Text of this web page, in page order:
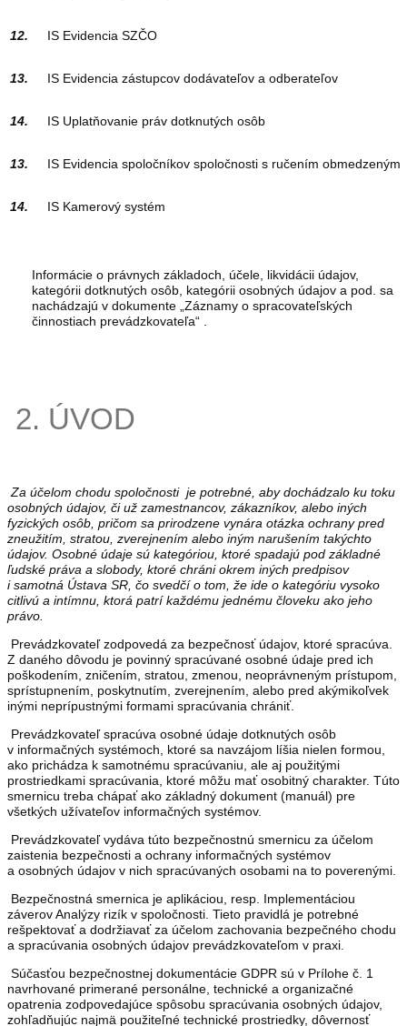
12. IS Evidencia SZČO
13. IS Evidencia zástupcov dodávateľov a odberateľov
14. IS Uplatňovanie práv dotknutých osôb
13. IS Evidencia spoločníkov spoločnosti s ručením obmedzeným
14. IS Kamerový systém
Informácie o právnych základoch, účele, likvidácii údajov,
kategórii dotknutých osôb, kategórii osobných údajov a pod. sa
nachádzajú v dokumente „Záznamy o spracovateľských
činnostiach prevádzkovateľa“ .
2. ÚVOD
Za účelom chodu spoločnosti je potrebné, aby dochádzalo ku toku
osobných údajov, či už zamestnancov, zákazníkov, alebo iných
fyzických osôb, pričom sa prirodzene vynára otázka ochrany pred
zneužitím, stratou, zverejnením alebo iným narušením takýchto
údajov. Osobné údaje sú kategóriou, ktoré spadajú pod základné
ľudské práva a slobody, ktoré chráni okrem iných predpisov
i samotná Ústava SR, čo svedčí o tom, že ide o kategóriu vysoko
citlivú a intímnu, ktorá patrí každému jednému človeku ako jeho
právo.
Prevádzkovateľ zodpovedá za bezpečnosť údajov, ktoré spracúva.
Z daného dôvodu je povinný spracúvané osobné údaje pred ich
poškodením, zničením, stratou, zmenou, neoprávneným prístupom,
sprístupnením, poskytnutím, zverejnením, alebo pred akýmikoľvek
inými neprípustnými formami spracúvania chrániť.
Prevádzkovateľ spracúva osobné údaje dotknutých osôb
v informačných systémoch, ktoré sa navzájom líšia nielen formou,
ako prichádza k samotnému spracúvaniu, ale aj použitými
prostriedkami spracúvania, ktoré môžu mať osobitný charakter. Túto
smernicu treba chápať ako základný dokument (manuál) pre
všetkých užívateľov informačných systémov.
Prevádzkovateľ vydáva túto bezpečnostnú smernicu za účelom
zaistenia bezpečnosti a ochrany informačných systémov
a osobných údajov v nich spracúvaných osobami na to poverenými.
Bezpečnostná smernica je aplikáciou, resp. Implementáciou
záverov Analýzy rizík v spoločnosti. Tieto pravidlá je potrebné
rešpektovať a dodržiavať za účelom zachovania bezpečného chodu
a spracúvania osobných údajov prevádzkovateľom v praxi.
Súčasťou bezpečnostnej dokumentácie GDPR sú v Prílohe č. 1
navrhované primerané personálne, technické a organizačné
opatrenia zodpovedajúce spôsobu spracúvania osobných údajov,
zohľadňujúc najmä použiteľné technické prostriedky, dôvernosť